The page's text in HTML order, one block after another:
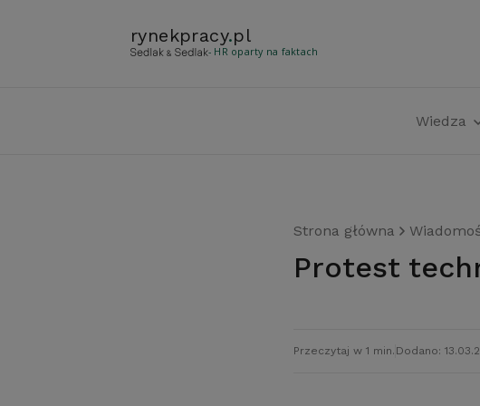
rynekpracy.pl
- HR oparty na faktach
Wiedza
Strona główna
Protest
Przeczytaj w 1 min. Dodano: